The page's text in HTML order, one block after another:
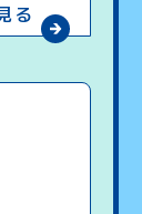
る